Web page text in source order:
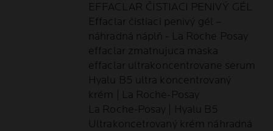
EFFACLAR ČISTIACI PENIVÝ GÉL
Effaclar čistiaci penivý gél –
náhradná náplň - La Roche Posay
effaclar zmatnujuca maska
effaclar ultrakoncentrovane serum
Hyalu B5 ultra koncentrovaný
krém | La Roche-Posay
La Roche-Posay | Hyalu B5
Ultrakoncetrovaný krém náhradná